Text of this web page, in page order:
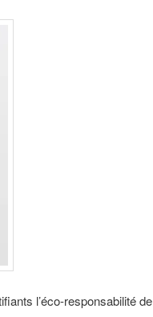
l’éco-responsabilité de